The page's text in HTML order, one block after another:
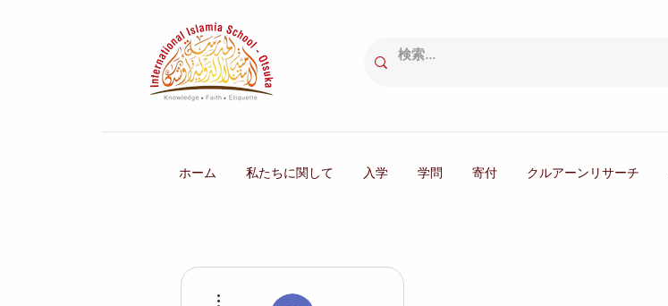
ホーム 私たちに関して 入学 学問 寄付 クルアーンリサーチ